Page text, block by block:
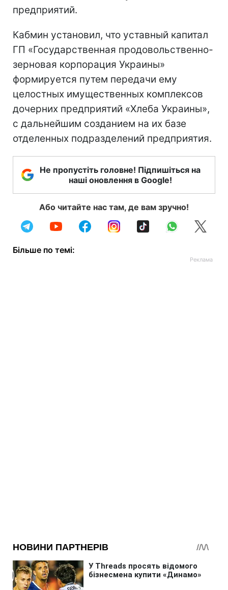
предприятий.
Кабмин установил, что уставный капитал
ГП «Государственная продовольственно-
зерновая корпорация Украины»
формируется путем передачи ему
целостных имущественных комплексов
дочерних предприятий «Хлеба Украины»,
с дальнейшим созданием на их базе
отделенных подразделений предприятия.
Не пропустіть головне! Підпишіться на
наші оновлення в Google!
Або читайте нас там, де вам зручно!
Більше по темі: